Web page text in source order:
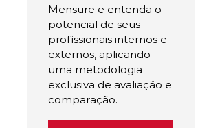
Mensure e entenda o
potencial de seus
profissionais internos e
externos, aplicando
uma metodologia
exclusiva de avaliação e
comparação.